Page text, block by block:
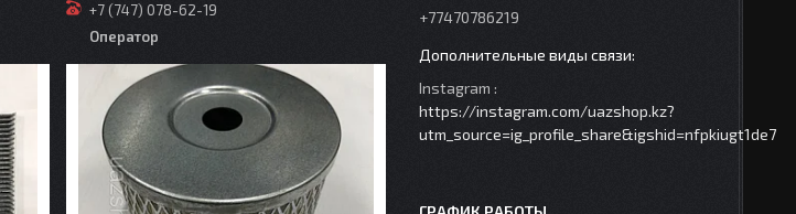
+7 (747) 078-62-19
Оператор
+77470786219
Instagram
https://instagram.com/uazshop.kz?
utm_source=ig_profile_share&igshid=nfpkiugt1de7